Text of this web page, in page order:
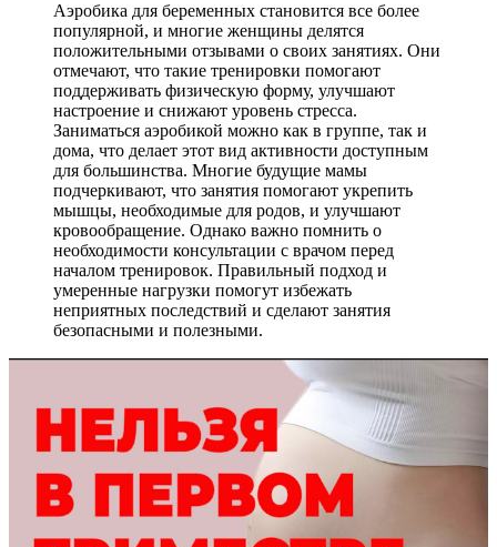
Аэробика для беременных становится все более
популярной, и многие женщины делятся
положительными отзывами о своих занятиях. Они
отмечают, что такие тренировки помогают
поддерживать физическую форму, улучшают
настроение и снижают уровень стресса.
Заниматься аэробикой можно как в группе, так и
дома, что делает этот вид активности доступным
для большинства. Многие будущие мамы
подчеркивают, что занятия помогают укрепить
мышцы, необходимые для родов, и улучшают
кровообращение. Однако важно помнить о
необходимости консультации с врачом перед
началом тренировок. Правильный подход и
умеренные нагрузки помогут избежать
неприятных последствий и сделают занятия
безопасными и полезными.